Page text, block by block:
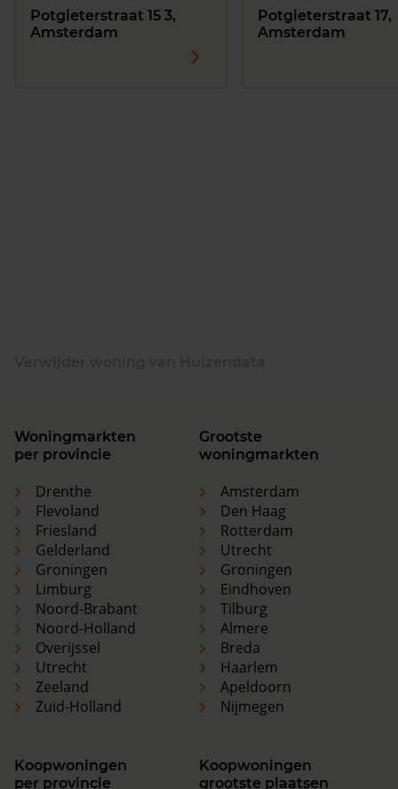
Potgieterstraat 15 3,
Amsterdam
Potgieterstraat 17,
Amsterdam
Woningmarkten
per provincie
Drenthe
Flevoland
Friesland
Gelderland
Groningen
Limburg
Noord-Brabant
Noord-Holland
Overijssel
Utrecht
Zeeland
Zuid-Holland
Grootste
woningmarkten
Amsterdam
Den Haag
Rotterdam
Utrecht
Groningen
Eindhoven
Tilburg
Almere
Breda
Haarlem
Apeldoorn
Nijmegen
Koopwoningen
per provincie
Koopwoningen
grootste plaatsen